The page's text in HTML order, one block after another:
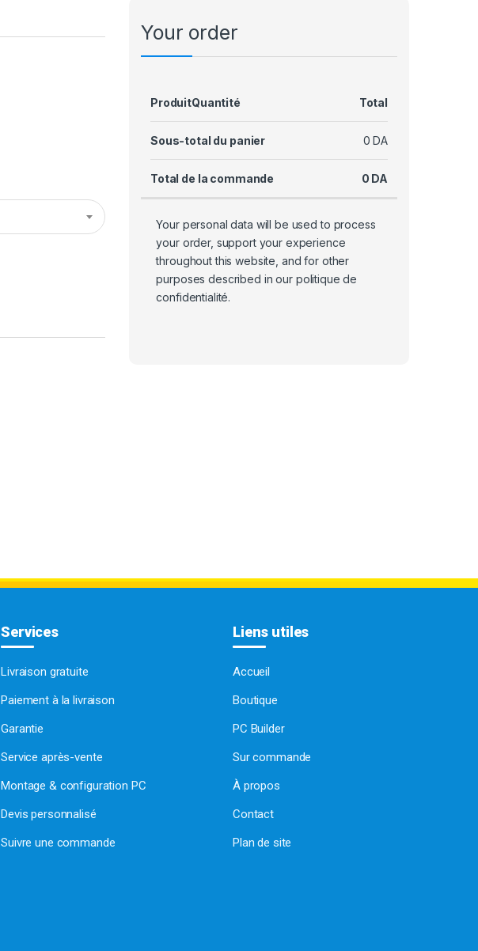
Your order
ProduitQuantité Total
Sous-total du panier 0 DA
Total de la commande 0 DA
Your personal data will be used to process
your order, support your experience
throughout this website, and for other
purposes described in our politique de
confidentialité.
Services
Livraison gratuite
Paiement à la livraison
Garantie
Service après-vente
Montage & configuration PC
Devis personnalisé
Suivre une commande
Liens utiles
Accueil
Boutique
PC Builder
Sur commande
À propos
Contact
Plan de site